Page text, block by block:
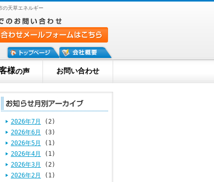
の天草エネルギー
様の声 お問い合わせ
2026年7月
(2)
2026年6月
(3)
2026年5月
(1)
2026年4月
(1)
2026年3月
(2)
2026年2月
(1)